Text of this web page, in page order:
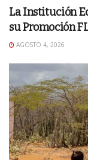
La Institución
su Promoción
AGOSTO 4, 2026